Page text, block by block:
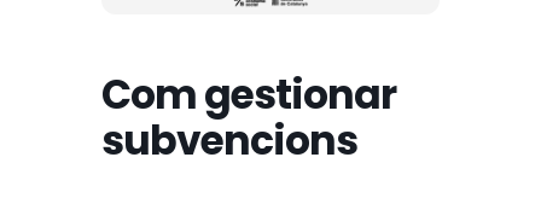
Com gestionar
subvencions